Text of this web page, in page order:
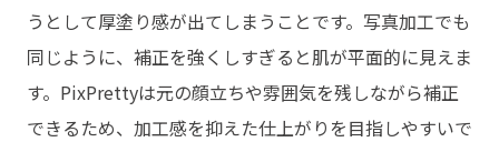
うとして厚塗り感が出てしまうことです。写真加工でも
同じように、補正を強くしすぎると肌が平面的に見えま
す。PixPrettyは元の顔立ちや雰囲気を残しながら補正
できるため、加工感を抑えた仕上がりを目指しやすいで